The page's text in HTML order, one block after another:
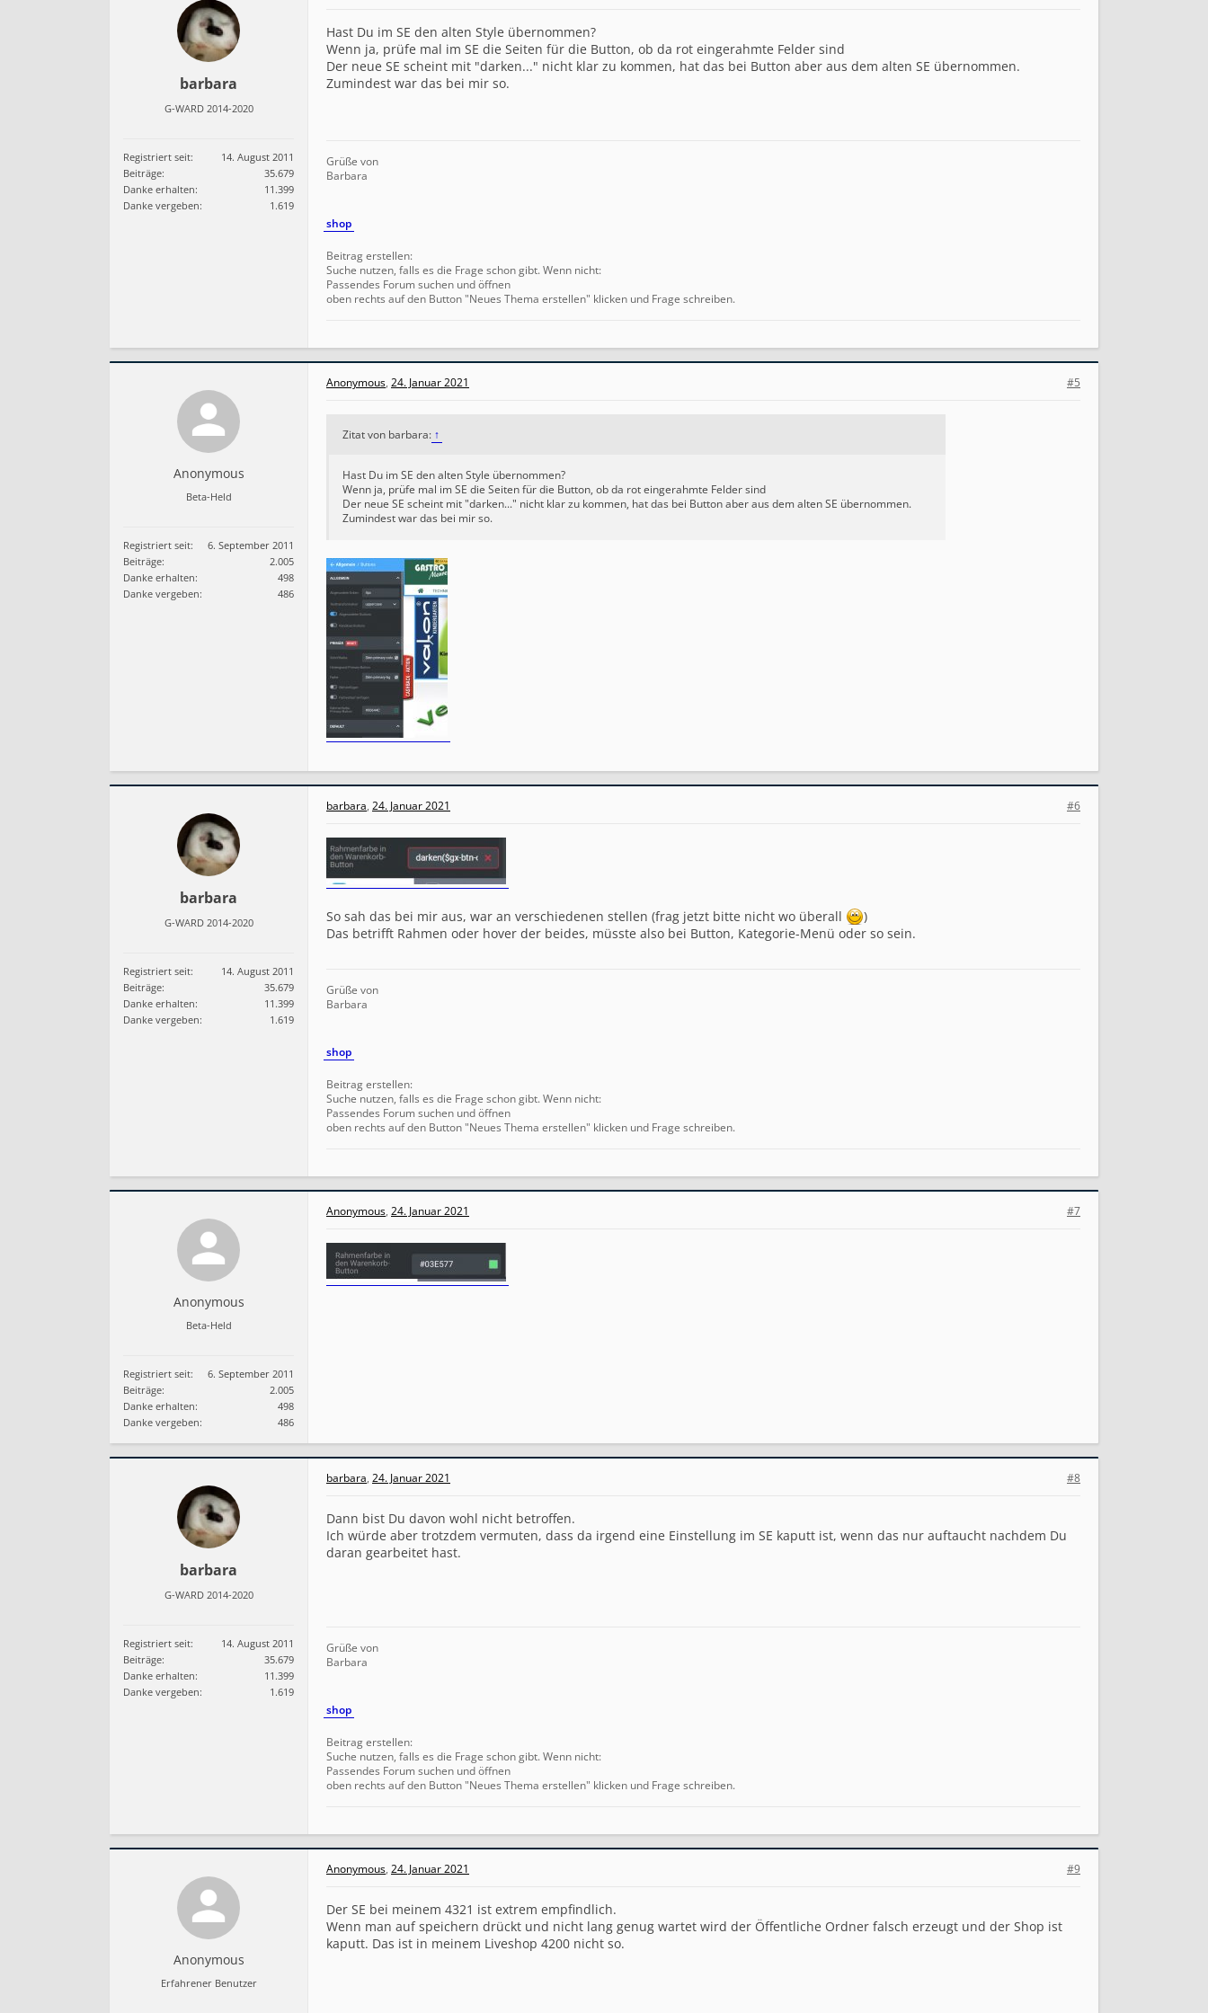
barbara
G-WARD 2014-2020
Registriert seit:
14. August 2011
Beiträge:
35.679
Danke erhalten:
11.399
Danke vergeben:
1.619
Hast Du im SE den alten Style übernommen?
Wenn ja, prüfe mal im SE die Seiten für die Button, ob da rot eingerahmte Felder sind
Der neue SE scheint mit "darken..." nicht klar zu kommen, hat das bei Button aber aus dem alten SE übernommen.
Zumindest war das bei mir so.
Grüße von
Barbara
shop
Beitrag erstellen:
Suche nutzen, falls es die Frage schon gibt. Wenn nicht:
Passendes Forum suchen und öffnen
oben rechts auf den Button "Neues Thema erstellen" klicken und Frage schreiben.
Anonymous
Beta-Held
Registriert seit:
6. September 2011
Beiträge:
2.005
Danke erhalten:
498
Danke vergeben:
486
#5
Anonymous, 24. Januar 2021
Zitat von barbara: ↑
Hast Du im SE den alten Style übernommen?
Wenn ja, prüfe mal im SE die Seiten für die Button, ob da rot eingerahmte Felder sind
Der neue SE scheint mit "darken..." nicht klar zu kommen, hat das bei Button aber aus dem alten SE übernommen.
Zumindest war das bei mir so.
barbara
G-WARD 2014-2020
Registriert seit:
14. August 2011
Beiträge:
35.679
Danke erhalten:
11.399
Danke vergeben:
1.619
#6
barbara, 24. Januar 2021
So sah das bei mir aus, war an verschiedenen stellen (frag jetzt bitte nicht wo überall
)
Das betrifft Rahmen oder hover der beides, müsste also bei Button, Kategorie-Menü oder so sein.
Grüße von
Barbara
shop
Beitrag erstellen:
Suche nutzen, falls es die Frage schon gibt. Wenn nicht:
Passendes Forum suchen und öffnen
oben rechts auf den Button "Neues Thema erstellen" klicken und Frage schreiben.
Anonymous
Beta-Held
Registriert seit:
6. September 2011
Beiträge:
2.005
Danke erhalten:
498
Danke vergeben:
486
#7
Anonymous, 24. Januar 2021
barbara
G-WARD 2014-2020
Registriert seit:
14. August 2011
Beiträge:
35.679
Danke erhalten:
11.399
Danke vergeben:
1.619
#8
barbara, 24. Januar 2021
Dann bist Du davon wohl nicht betroffen.
Ich würde aber trotzdem vermuten, dass da irgend eine Einstellung im SE kaputt ist, wenn das nur auftaucht nachdem Du
daran gearbeitet hast.
Grüße von
Barbara
shop
Beitrag erstellen:
Suche nutzen, falls es die Frage schon gibt. Wenn nicht:
Passendes Forum suchen und öffnen
oben rechts auf den Button "Neues Thema erstellen" klicken und Frage schreiben.
Anonymous
Erfahrener Benutzer
#9
Anonymous, 24. Januar 2021
Der SE bei meinem 4321 ist extrem empfindlich.
Wenn man auf speichern drückt und nicht lang genug wartet wird der Öffentliche Ordner falsch erzeugt und der Shop ist
kaputt. Das ist in meinem Liveshop 4200 nicht so.